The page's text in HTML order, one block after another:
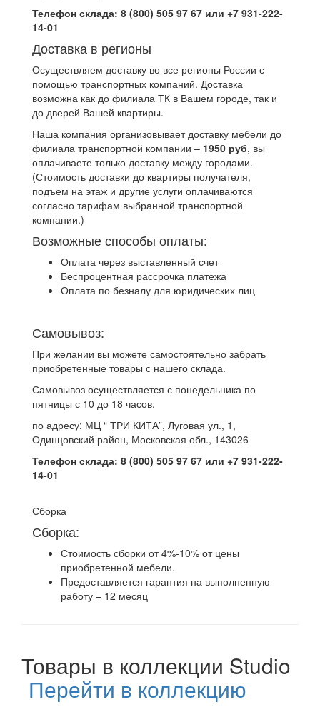
Телефон склада: 8 (800) 505 97 67 или +7 931-222-
14-01
Доставка в регионы
Осуществляем доставку во все регионы России с
помощью транспортных компаний. Доставка
возможна как до филиала ТК в Вашем городе, так и
до дверей Вашей квартиры.
Наша компания организовывает доставку мебели до
филиала транспортной компании – 1950 руб, вы
оплачиваете только доставку между городами.
(Стоимость доставки до квартиры получателя,
подъем на этаж и другие услуги оплачиваются
согласно тарифам выбранной транспортной
компании.)
Возможные способы оплаты:
Оплата через выставленный счет
Беспроцентная рассрочка платежа
Оплата по безналу для юридических лиц
Самовывоз:
При желании вы можете самостоятельно забрать
приобретенные товары с нашего склада.
Самовывоз осуществляется с понедельника по
пятницы с 10 до 18 часов.
по адресу: МЦ “ ТРИ КИТА”, Луговая ул., 1,
Одинцовский район, Московская обл., 143026
Телефон склада: 8 (800) 505 97 67 или +7 931-222-
14-01
Сборка
Сборка:
Стоимость сборки от 4%-10% от цены
приобретенной мебели.
Предоставляется гарантия на выполненную
работу – 12 месяц
Товары в коллекции Studio
Перейти в коллекцию